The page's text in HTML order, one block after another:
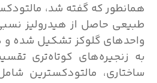
همانطور که گفته شد،
طبیعی حاصل از هیدرولیز
واحدهای گلوکز تشکیل شده و
به زنجیره‌های کوتاه‌تری
ساختاری، مالتودکسترین